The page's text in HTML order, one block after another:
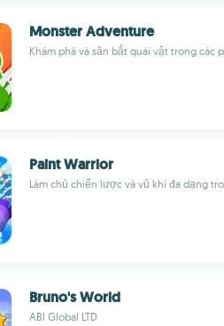
Monster Adventure
Khám phá và săn bắt quái vật trong các
Paint Warrior
Làm chủ chiến lược và vũ khí đa dạng
Bruno's World
ABI Global LTD